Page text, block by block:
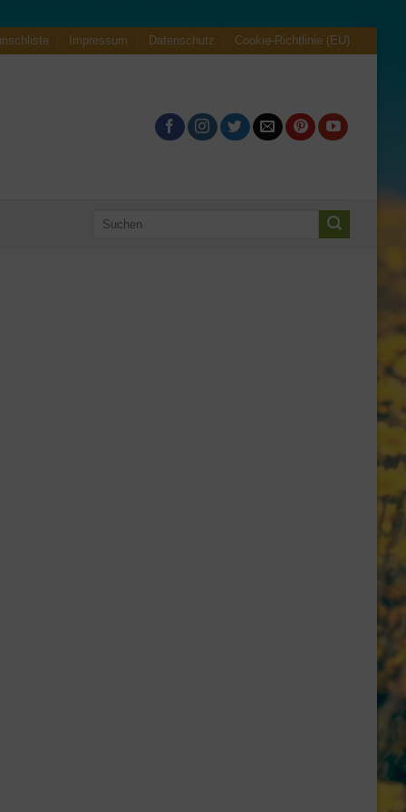
Impressum Datenschutz Cookie-Richtlinie (EU)
Suchen